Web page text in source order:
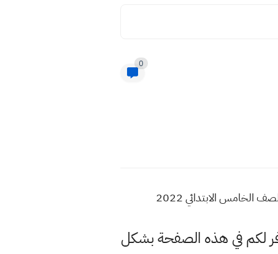
0
الخامس الابتدائي 2022
لكم في هذه الصفحة بشكل